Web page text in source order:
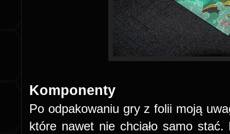
Komponenty
Po odpakowaniu gry z folii moją
które nawet nie chciało samo